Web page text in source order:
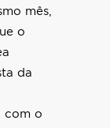
mês,
o
da
com o